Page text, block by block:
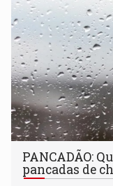
PANCADÃO:
pancadas de